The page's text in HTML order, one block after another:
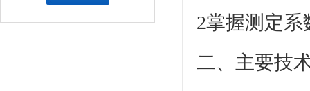
2掌握测定
二、主要技